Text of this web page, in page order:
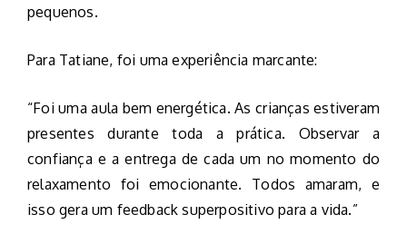
pequenos.
Para Tatiane, foi uma experiência marcante:
“Foi uma aula bem energética. As crianças estiveram
presentes durante toda a prática. Observar a
confiança e a entrega de cada um no momento do
relaxamento foi emocionante. Todos amaram, e
isso gera um feedback superpositivo para a vida.”